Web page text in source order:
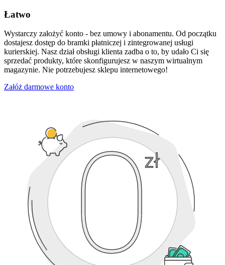
Łatwo
Wystarczy założyć konto - bez umowy i abonamentu. Od początku
dostajesz dostęp do bramki płatniczej i zintegrowanej usługi
kurierskiej. Nasz dział obsługi klienta zadba o to, by udało Ci się
sprzedać produkty, które skonfigurujesz w naszym wirtualnym
magazynie. Nie potrzebujesz sklepu internetowego!
Załóż darmowe konto